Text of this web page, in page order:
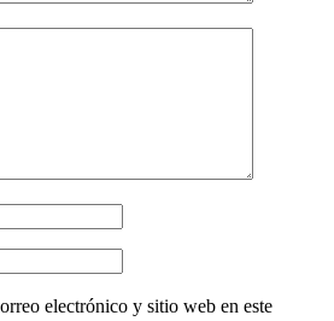
electrónico y sitio web en este